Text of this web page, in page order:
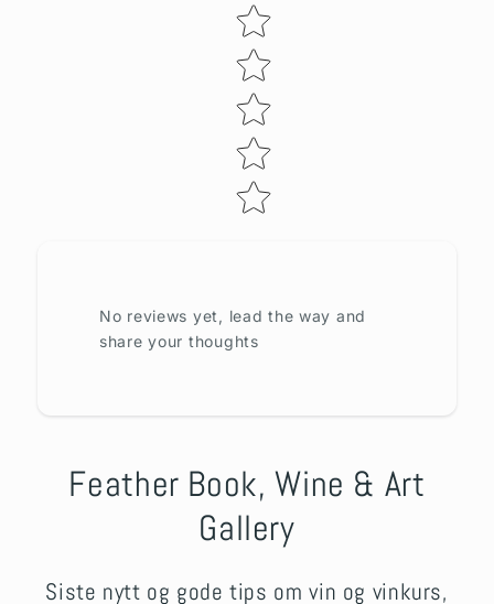
Star rating
No reviews yet, lead the way and
share your thoughts
Feather Book, Wine & Art
Gallery
Siste nytt og gode tips om vin og vinkurs,